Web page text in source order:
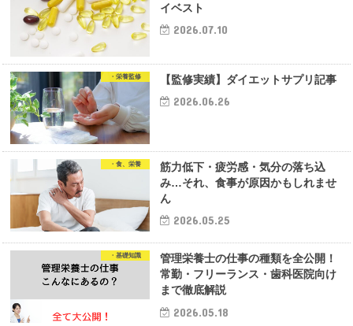
イベスト
2026.07.10
・栄養監修 【監修実績】ダイエットサプリ記事
2026.06.26
・食、栄養
筋力低下・疲労感・気分の落ち込
み…それ、食事が原因かもしれませ
ん
2026.05.25
・基礎知識
管理栄養士の仕事の種類を全公開！
常勤・フリーランス・歯科医院向け
まで徹底解説
2026.05.18